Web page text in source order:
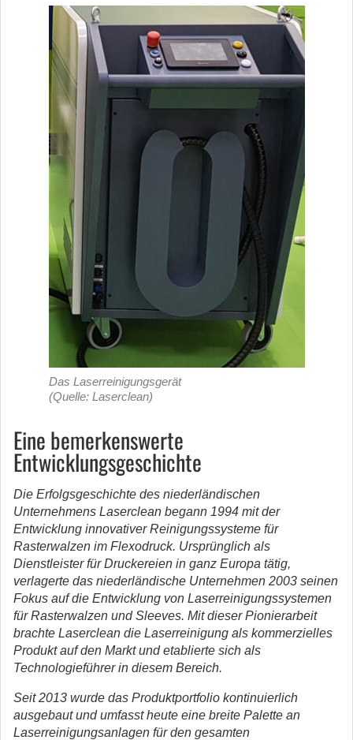
Das Laserreinigungsgerät
(Quelle: Laserclean)
Eine bemerkenswerte
Entwicklungsgeschichte
Die Erfolgsgeschichte des niederländischen
Unternehmens Laserclean begann 1994 mit der
Entwicklung innovativer Reinigungssysteme für
Rasterwalzen im Flexodruck. Ursprünglich als
Dienstleister für Druckereien in ganz Europa tätig,
verlagerte das niederländische Unternehmen 2003 seinen
Fokus auf die Entwicklung von Laserreinigungssystemen
für Rasterwalzen und Sleeves. Mit dieser Pionierarbeit
brachte Laserclean die Laserreinigung als kommerzielles
Produkt auf den Markt und etablierte sich als
Technologieführer in diesem Bereich.
Seit 2013 wurde das Produktportfolio kontinuierlich
ausgebaut und umfasst heute eine breite Palette an
Laserreinigungsanlagen für den gesamten